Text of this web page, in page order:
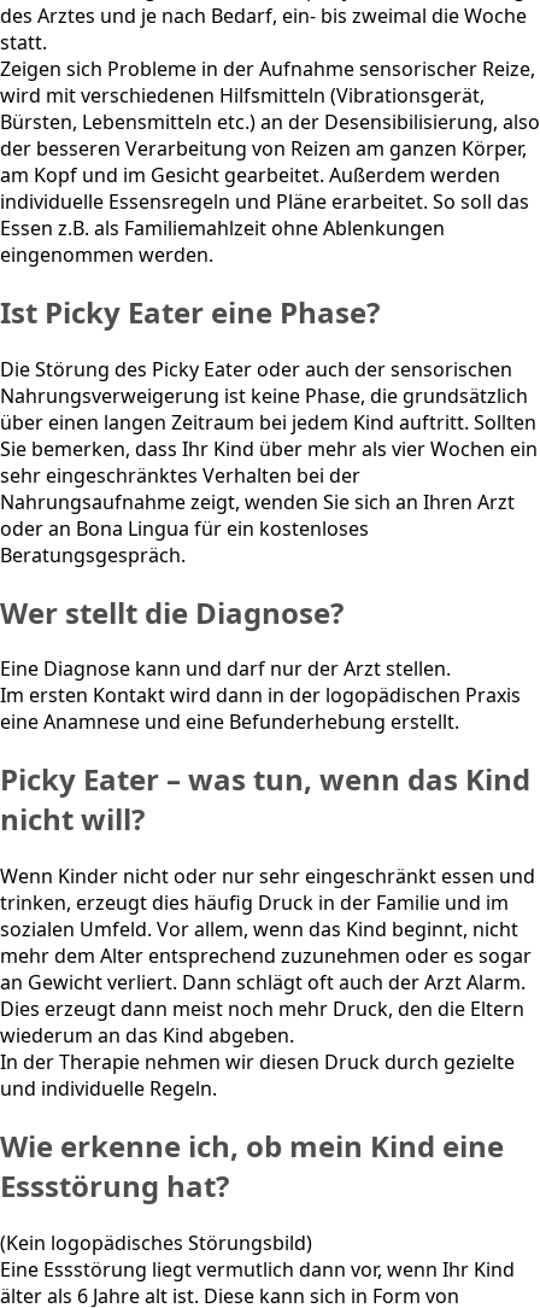
des Arztes und je nach Bedarf, ein- bis zweimal die Woche
statt.
Zeigen sich Probleme in der Aufnahme sensorischer Reize,
wird mit verschiedenen Hilfsmitteln (Vibrationsgerät,
Bürsten, Lebensmitteln etc.) an der Desensibilisierung, also
der besseren Verarbeitung von Reizen am ganzen Körper,
am Kopf und im Gesicht gearbeitet. Außerdem werden
individuelle Essensregeln und Pläne erarbeitet. So soll das
Essen z.B. als Familiemahlzeit ohne Ablenkungen
eingenommen werden.
Ist Picky Eater eine Phase?
Die Störung des Picky Eater oder auch der sensorischen
Nahrungsverweigerung ist keine Phase, die grundsätzlich
über einen langen Zeitraum bei jedem Kind auftritt. Sollten
Sie bemerken, dass Ihr Kind über mehr als vier Wochen ein
sehr eingeschränktes Verhalten bei der
Nahrungsaufnahme zeigt, wenden Sie sich an Ihren Arzt
oder an Bona Lingua für ein kostenloses
Beratungsgespräch.
Wer stellt die Diagnose?
Eine Diagnose kann und darf nur der Arzt stellen.
Im ersten Kontakt wird dann in der logopädischen Praxis
eine Anamnese und eine Befunderhebung erstellt.
Picky Eater – was tun, wenn das Kind
nicht will?
Wenn Kinder nicht oder nur sehr eingeschränkt essen und
trinken, erzeugt dies häufig Druck in der Familie und im
sozialen Umfeld. Vor allem, wenn das Kind beginnt, nicht
mehr dem Alter entsprechend zuzunehmen oder es sogar
an Gewicht verliert. Dann schlägt oft auch der Arzt Alarm.
Dies erzeugt dann meist noch mehr Druck, den die Eltern
wiederum an das Kind abgeben.
In der Therapie nehmen wir diesen Druck durch gezielte
und individuelle Regeln.
Wie erkenne ich, ob mein Kind eine
Essstörung hat?
(Kein logopädisches Störungsbild)
Eine Essstörung liegt vermutlich dann vor, wenn Ihr Kind
älter als 6 Jahre alt ist. Diese kann sich in Form von